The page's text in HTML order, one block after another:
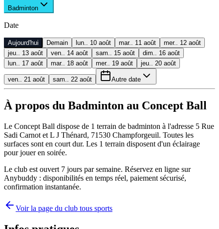
Badminton
Date
Aujourd'hui Demain lun.. 10 août mar.. 11 août
mer.. 12 août
jeu.. 13 août
ven.. 14 août sam.. 15 août
dim.. 16 août
lun.. 17 août
mar.. 18 août mer.. 19 août jeu.. 20 août
ven.. 21 août sam.. 22 août Autre date
À propos du Badminton au Concept Ball
Le Concept Ball dispose de 1 terrain de badminton à l'adresse 5 Rue
Sadi Carnot et L J Thénard, 71530 Champforgeuil. Toutes les
surfaces sont en court dur. Les 1 terrain disposent d'un éclairage
pour jouer en soirée.
Le club est ouvert 7 jours par semaine. Réservez en ligne sur
Anybuddy : disponibilités en temps réel, paiement sécurisé,
confirmation instantanée.
Voir la page du club tous sports